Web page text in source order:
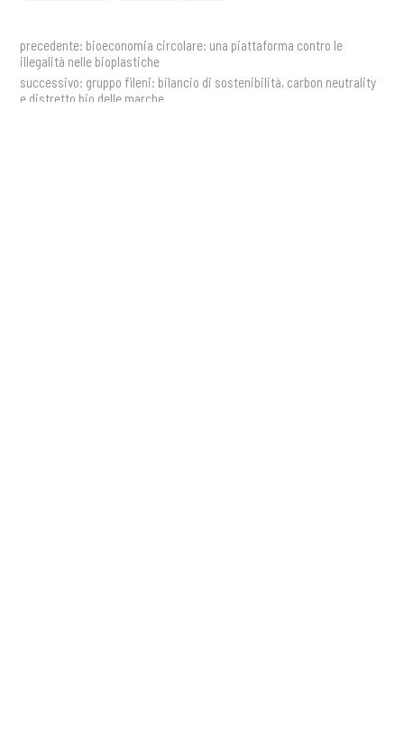
precedente: bioeconomia circolare: una piattaforma contro le
illegalità nelle bioplastiche
successivo: gruppo fileni: bilancio di sostenibilità, carbon neutrality
e distretto bio delle marche